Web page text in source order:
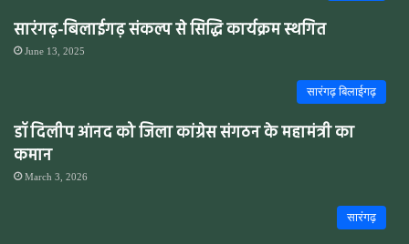
सारंगढ़-बिलाईगढ़ संकल्प से सिद्धि कार्यक्रम स्थगित
June 13, 2025
सारंगढ़ बिलाईगढ़
डॉ दिलीप आंनद को जिला कांग्रेस संगठन के महामंत्री का
कमान
March 3, 2026
सारंगढ़